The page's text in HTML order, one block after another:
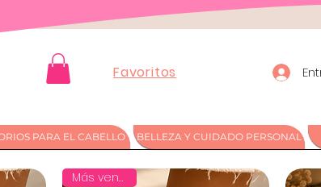
Favoritos
PARA EL CABELLO BELLEZA Y CUIDADO PERSONAL
Más vendido